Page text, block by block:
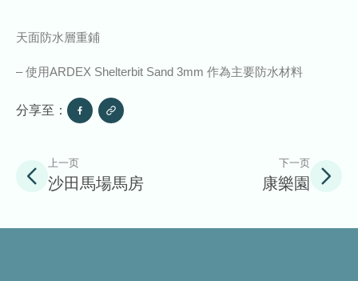
天面防水層重鋪
– 使用ARDEX Shelterbit Sand 3mm 作為主要防水材料
分享至：
上一页
沙田馬場馬房
下一页
康樂園